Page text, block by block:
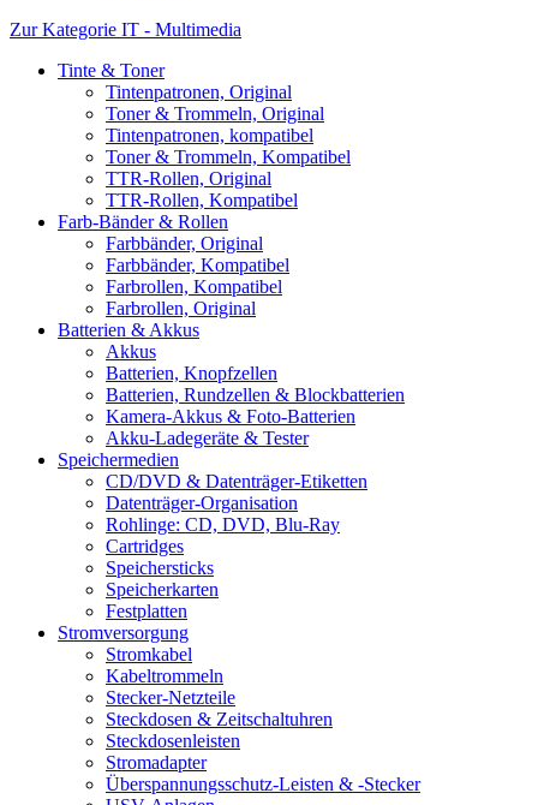
Zur Kategorie IT - Multimedia
Tinte & Toner
Tintenpatronen, Original
Toner & Trommeln, Original
Tintenpatronen, kompatibel
Toner & Trommeln, Kompatibel
TTR-Rollen, Original
TTR-Rollen, Kompatibel
Farb-Bänder & Rollen
Farbbänder, Original
Farbbänder, Kompatibel
Farbrollen, Kompatibel
Farbrollen, Original
Batterien & Akkus
Akkus
Batterien, Knopfzellen
Batterien, Rundzellen & Blockbatterien
Kamera-Akkus & Foto-Batterien
Akku-Ladegeräte & Tester
Speichermedien
CD/DVD & Datenträger-Etiketten
Datenträger-Organisation
Rohlinge: CD, DVD, Blu-Ray
Cartridges
Speichersticks
Speicherkarten
Festplatten
Stromversorgung
Stromkabel
Kabeltrommeln
Stecker-Netzteile
Steckdosen & Zeitschaltuhren
Steckdosenleisten
Stromadapter
Überspannungsschutz-Leisten & -Stecker